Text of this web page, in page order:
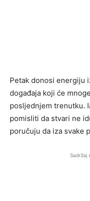
Petak donosi energiju
događaja koji će
posljednjem trenutku.
pomisliti da stvari ne
poručuju da iza svake
Sadržaj